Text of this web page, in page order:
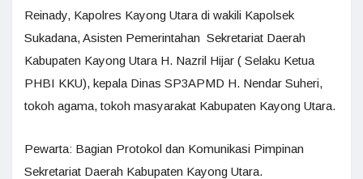
Reinady, Kapolres Kayong Utara di wakili Kapolsek
Sukadana, Asisten Pemerintahan Sekretariat Daerah
Kabupaten Kayong Utara H. Nazril Hijar ( Selaku Ketua
PHBI KKU), kepala Dinas SP3APMD H. Nendar Suheri,
tokoh agama, tokoh masyarakat Kabupaten Kayong Utara.
Pewarta: Bagian Protokol dan Komunikasi Pimpinan
Sekretariat Daerah Kabupaten Kayong Utara.